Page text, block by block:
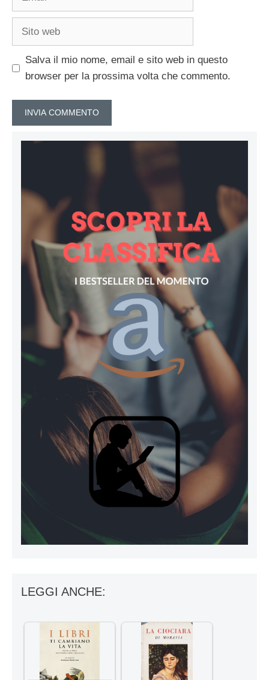
Sito
Salva il mio nome, email e sito web in questo
browser per la prossima volta che commento.
LEGGI ANCHE: